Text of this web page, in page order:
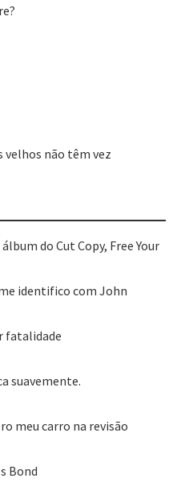
velhos não têm vez
do Cut Copy, Free Your
identifico com John
fatalidade
suavemente.
meu carro na revisão
Bond